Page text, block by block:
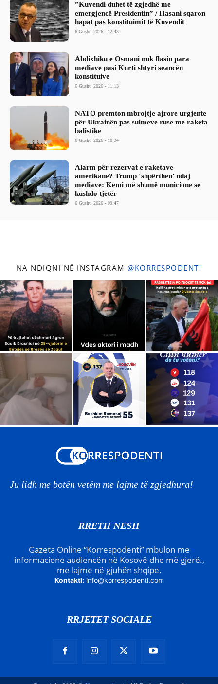
​”Kuvendi duhet të zgjedhë me
emergjencë Presidentin” / Hasani sqaron
hapat pas konstituimit të Kuvendit
6 Gusht, 2026 - 12:43
Abdixhiku e Osmani nuk flasin para
mediave pasi Kurti shtyri seancën
konstituive
6 Gusht, 2026 - 11:13
NATO premton mbrojtje ajrore urgjente
për Ukrainën pas sulmeve ruse me raketa
balistike
6 Gusht, 2026 - 10:34
Alarm për rezervat e raketave
amerikane? Trump ‘shpërthen’ ndaj
mediave: Kemi më shumë municione se
kushdo tjetër
6 Gusht, 2026 - 09:47
NA NDIQNI NË INSTAGRAM @KORRESPODENTI
Ju lidh me botën vetëm me lajme të zgjedhura!
RRETH NESH
Gazeta Online “Korrespodenti” mbulon me
informacione audiencën në Kosovë dhe më gjerë.,
me lajme në gjuhën shqipe.
Kontakti: info@korrespodenti.com
RRJETET SOCIALE